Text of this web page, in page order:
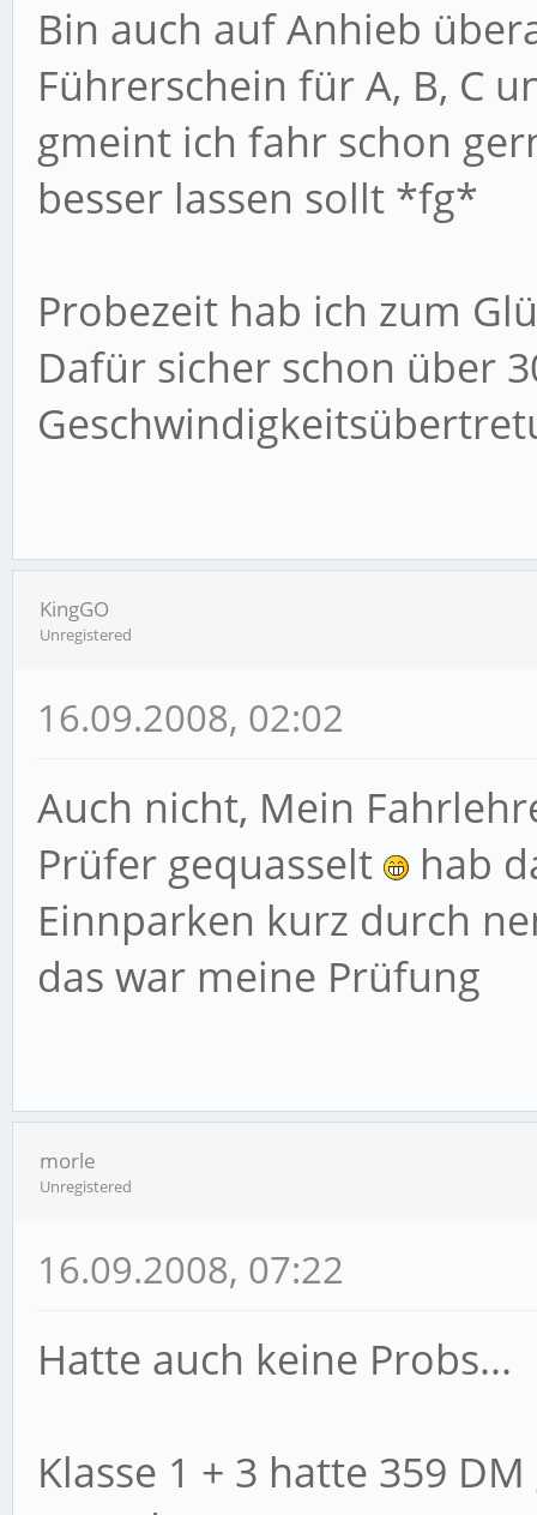
Bin auch auf Anhieb
Führerschein für A, B, C
gmeint ich fahr schon
besser lassen sollt *fg*
Probezeit hab ich zum
Dafür sicher schon über
KingGO
Unregistered
16.09.2008, 02:02
Auch nicht, Mein
Prüfer gequasselt
hab
Einnparken kurz durch
das war meine Prüfung
morle
Unregistered
16.09.2008, 07:22
Hatte auch keine Probs...
Klasse 1 + 3 hatte 359